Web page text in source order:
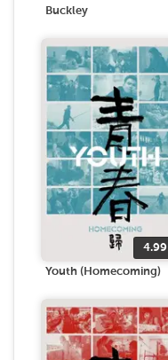
Buckley
4.99
Youth (Homecoming)